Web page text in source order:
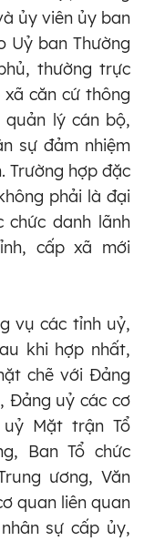
ủy viên ủy ban
Uỷ ban Thường
thường trực
căn cứ thông
lý cán bộ,
sự đảm nhiệm
Trường hợp đặc
phải là đại
chức danh lãnh
cấp xã mới
vụ các tỉnh uỷ,
khi hợp nhất,
chẽ với Đảng
Đảng uỷ các cơ
Mặt trận Tổ
Ban Tổ chức
ương, Văn
quan liên quan
sự cấp ủy,